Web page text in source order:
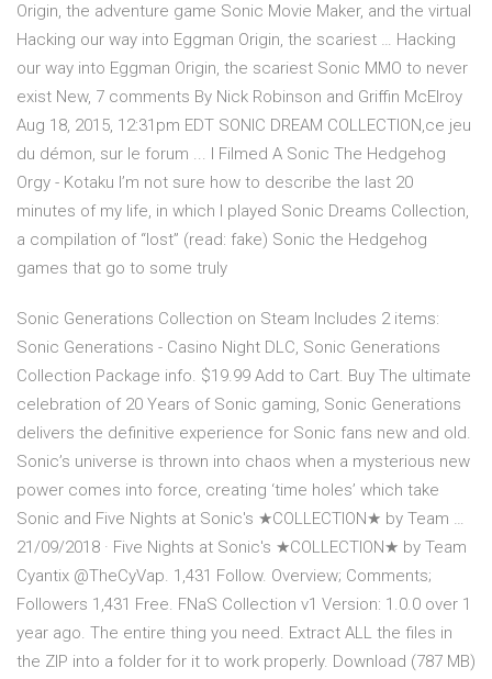
Origin, the adventure game Sonic Movie Maker, and the virtual
Hacking our way into Eggman Origin, the scariest … Hacking
our way into Eggman Origin, the scariest Sonic MMO to never
exist New, 7 comments By Nick Robinson and Griffin McElroy
Aug 18, 2015, 12:31pm EDT SONIC DREAM COLLECTION,ce jeu
du démon, sur le forum ... I Filmed A Sonic The Hedgehog
Orgy - Kotaku I’m not sure how to describe the last 20
minutes of my life, in which I played Sonic Dreams Collection,
a compilation of “lost” (read: fake) Sonic the Hedgehog
games that go to some truly
Sonic Generations Collection on Steam Includes 2 items:
Sonic Generations - Casino Night DLC, Sonic Generations
Collection Package info. $19.99 Add to Cart. Buy The ultimate
celebration of 20 Years of Sonic gaming, Sonic Generations
delivers the definitive experience for Sonic fans new and old.
Sonic’s universe is thrown into chaos when a mysterious new
power comes into force, creating ‘time holes’ which take
Sonic and Five Nights at Sonic's ★COLLECTION★ by Team …
21/09/2018 · Five Nights at Sonic's ★COLLECTION★ by Team
Cyantix @TheCyVap. 1,431 Follow. Overview; Comments;
Followers 1,431 Free. FNaS Collection v1 Version: 1.0.0 over 1
year ago. The entire thing you need. Extract ALL the files in
the ZIP into a folder for it to work properly. Download (787 MB)